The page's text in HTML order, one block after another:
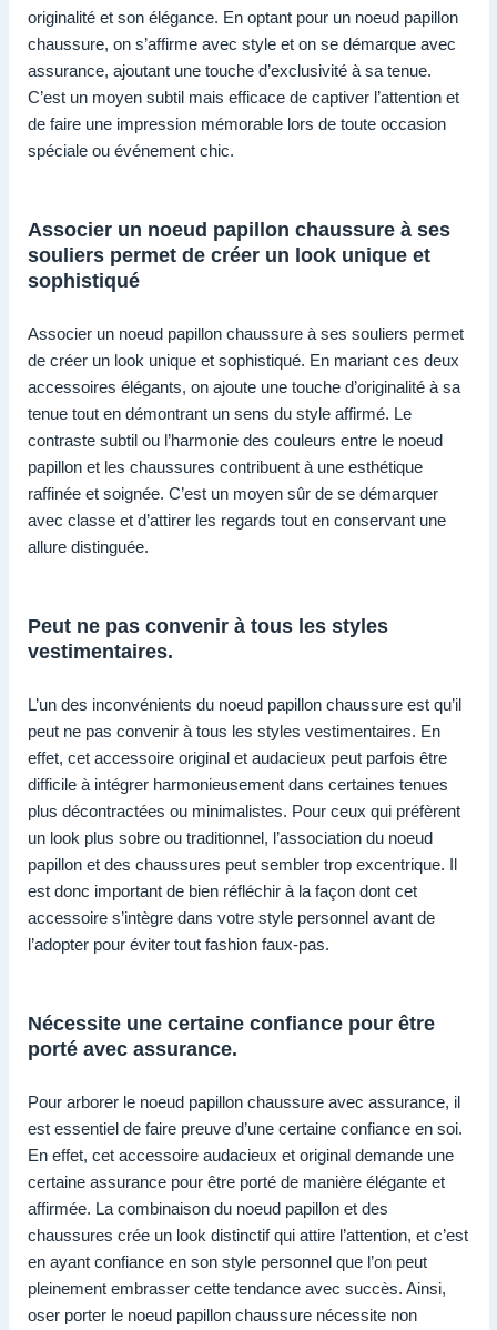
originalité et son élégance. En optant pour un noeud papillon
chaussure, on s’affirme avec style et on se démarque avec
assurance, ajoutant une touche d’exclusivité à sa tenue.
C’est un moyen subtil mais efficace de captiver l’attention et
de faire une impression mémorable lors de toute occasion
spéciale ou événement chic.
Associer un noeud papillon chaussure à ses
souliers permet de créer un look unique et
sophistiqué
Associer un noeud papillon chaussure à ses souliers permet
de créer un look unique et sophistiqué. En mariant ces deux
accessoires élégants, on ajoute une touche d’originalité à sa
tenue tout en démontrant un sens du style affirmé. Le
contraste subtil ou l’harmonie des couleurs entre le noeud
papillon et les chaussures contribuent à une esthétique
raffinée et soignée. C’est un moyen sûr de se démarquer
avec classe et d’attirer les regards tout en conservant une
allure distinguée.
Peut ne pas convenir à tous les styles
vestimentaires.
L’un des inconvénients du noeud papillon chaussure est qu’il
peut ne pas convenir à tous les styles vestimentaires. En
effet, cet accessoire original et audacieux peut parfois être
difficile à intégrer harmonieusement dans certaines tenues
plus décontractées ou minimalistes. Pour ceux qui préfèrent
un look plus sobre ou traditionnel, l’association du noeud
papillon et des chaussures peut sembler trop excentrique. Il
est donc important de bien réfléchir à la façon dont cet
accessoire s’intègre dans votre style personnel avant de
l’adopter pour éviter tout fashion faux-pas.
Nécessite une certaine confiance pour être
porté avec assurance.
Pour arborer le noeud papillon chaussure avec assurance, il
est essentiel de faire preuve d’une certaine confiance en soi.
En effet, cet accessoire audacieux et original demande une
certaine assurance pour être porté de manière élégante et
affirmée. La combinaison du noeud papillon et des
chaussures crée un look distinctif qui attire l’attention, et c’est
en ayant confiance en son style personnel que l’on peut
pleinement embrasser cette tendance avec succès. Ainsi,
oser porter le noeud papillon chaussure nécessite non